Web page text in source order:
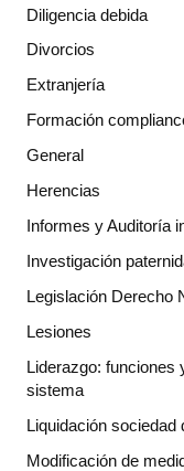
Diligencia debida
Divorcios
Extranjería
Formación
General
Herencias
Informes y Auditoría
Investigación
Legislación Derecho
Lesiones
Liderazgo: funciones
sistema
Liquidación sociedad
Modificación de